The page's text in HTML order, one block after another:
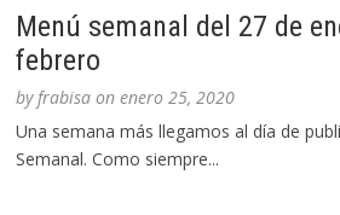
Menú semanal del 27 de
febrero
byfrabisa onenero 25, 2020
Una semana más llegamos al día de
Semanal. Como siempre...